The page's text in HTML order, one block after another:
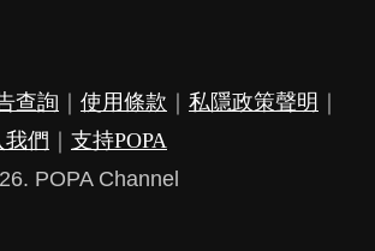
查詢 使用條款 私隱政策聲明
我們
支持POPA
POPA Channel